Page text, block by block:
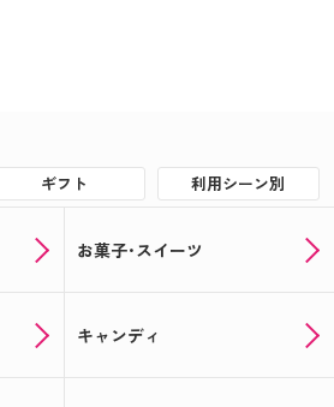
ギフト 利用シーン別
お菓子･スイーツ
キャンディ